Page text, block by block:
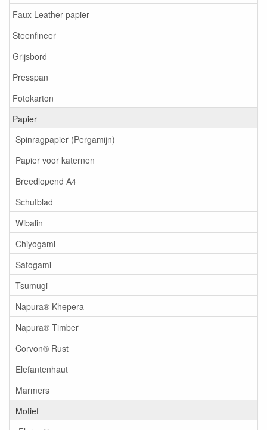
Faux Leather papier
Steenfineer
Grijsbord
Presspan
Fotokarton
Papier
Spinragpapier (Pergamijn)
Papier voor katernen
Breedlopend A4
Schutblad
Wibalin
Chiyogami
Satogami
Tsumugi
Napura® Khepera
Napura® Timber
Corvon® Rust
Elefantenhaut
Marmers
Motief